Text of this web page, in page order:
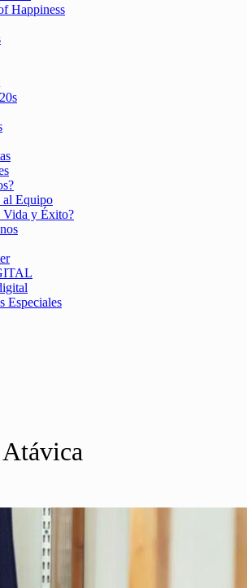
Happiness
al Equipo
Vida y Éxito?
Especiales